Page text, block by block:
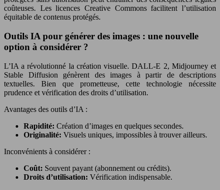
coûteuses. Les licences Creative Commons facilitent l’utilisation
équitable de contenus protégés.
Outils IA pour générer des images : une nouvelle
option à considérer ?
L’IA a révolutionné la création visuelle. DALL-E 2, Midjourney et
Stable Diffusion génèrent des images à partir de descriptions
textuelles. Bien que prometteuse, cette technologie nécessite
prudence et vérification des droits d’utilisation.
Avantages des outils d’IA :
Rapidité: Création d’images en quelques secondes.
Originalité: Visuels uniques, impossibles à trouver ailleurs.
Inconvénients à considérer :
Coût: Souvent payant (abonnement ou crédits).
Droits d’utilisation: Vérification indispensable.